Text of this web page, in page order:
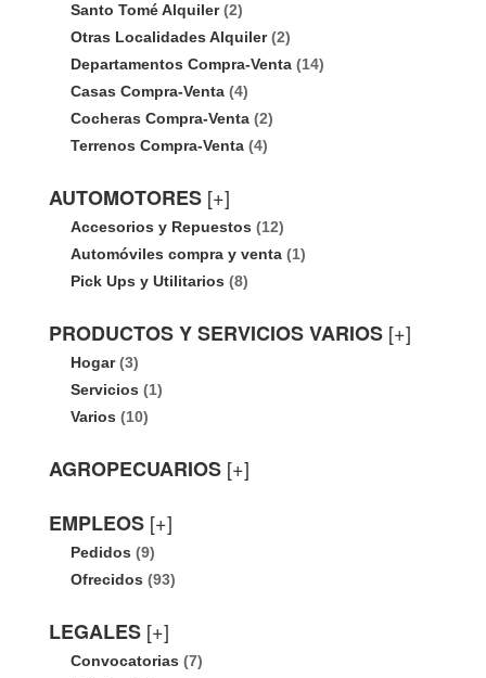
Santo Tomé Alquiler(2)
Otras Localidades Alquiler(2)
Departamentos Compra-Venta (14)
Casas Compra-Venta (4)
Cocheras Compra-Venta (2)
Terrenos Compra-Venta (4)
AUTOMOTORES [+]
Accesorios y Repuestos (12)
Automóviles compra y venta (1)
Pick Ups y Utilitarios (8)
PRODUCTOS Y SERVICIOS VARIOS [+]
Hogar(3)
Servicios (1)
Varios (10)
AGROPECUARIOS [+]
EMPLEOS [+]
Pedidos (9)
Ofrecidos (93)
LEGALES [+]
Convocatorias (7)